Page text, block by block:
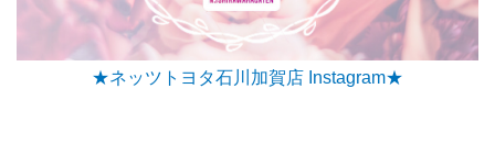
★ネッツトヨタ石川加賀店 Instagram★